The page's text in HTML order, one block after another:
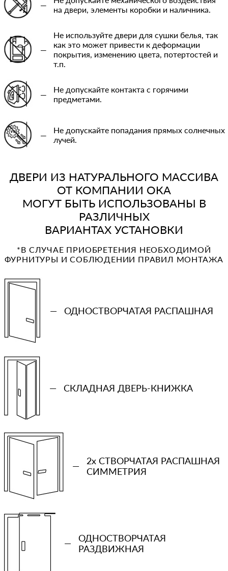
—
на двери, элементы коробки и наличника.
—
Не используйте двери для сушки белья, так
как это может привести к деформации
покрытия, изменению цвета, потертостей и
т.п.
—
Не допускайте контакта с горячими
предметами.
—
Не допускайте попадания прямых солнечных
лучей.
ДВЕРИ ИЗ НАТУРАЛЬНОГО МАССИВА
ОТ КОМПАНИИ ОКА
МОГУТ БЫТЬ ИСПОЛЬЗОВАНЫ В
РАЗЛИЧНЫХ
ВАРИАНТАХ УСТАНОВКИ
*В СЛУЧАЕ ПРИОБРЕТЕНИЯ НЕОБХОДИМОЙ
ФУРНИТУРЫ И СОБЛЮДЕНИИ ПРАВИЛ МОНТАЖА
— ОДНОСТВОРЧАТАЯ РАСПАШНАЯ
— СКЛАДНАЯ ДВЕРЬ-КНИЖКА
—
2x СТВОРЧАТАЯ РАСПАШНАЯ
СИММЕТРИЯ
—
ОДНОСТВОРЧАТАЯ
РАЗДВИЖНАЯ